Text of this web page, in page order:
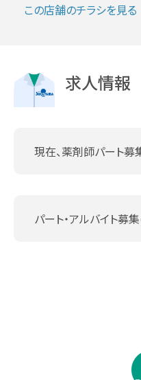
この店舗のチラシを見る
求人情報
現在、薬剤師パート
パート・アルバイト募